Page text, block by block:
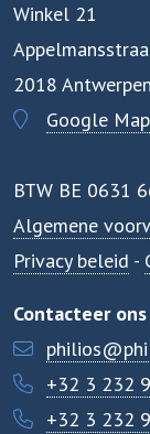
Winkel 21
2018
Google
BTW BE 0631
Algemene
Privacy beleid -
Contacteer ons
+32 3 232
+32 3 232